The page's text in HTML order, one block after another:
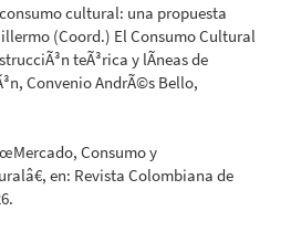
cultural: una propuesta
(Coord.) El Consumo Cultural
teÃ³rica y lÃ­neas de
Convenio AndrÃ©s Bello,
Consumo y
en: Revista Colombiana de